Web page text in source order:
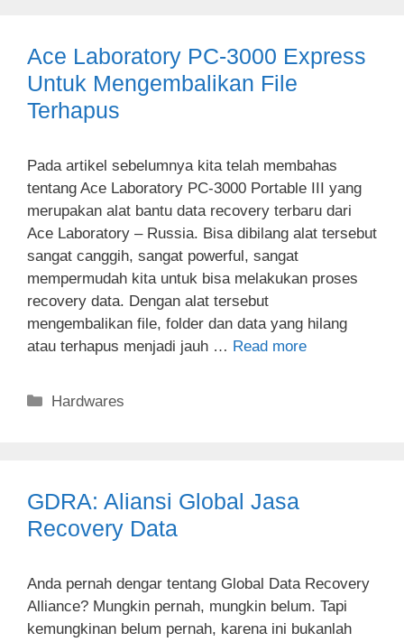
Ace Laboratory PC-3000 Express
Untuk Mengembalikan File
Terhapus
Pada artikel sebelumnya kita telah membahas
tentang Ace Laboratory PC-3000 Portable III yang
merupakan alat bantu data recovery terbaru dari
Ace Laboratory – Russia. Bisa dibilang alat tersebut
sangat canggih, sangat powerful, sangat
mempermudah kita untuk bisa melakukan proses
recovery data. Dengan alat tersebut
mengembalikan file, folder dan data yang hilang
atau terhapus menjadi jauh … Read more
Categories
Hardwares
GDRA: Aliansi Global Jasa
Recovery Data
Anda pernah dengar tentang Global Data Recovery
Alliance? Mungkin pernah, mungkin belum. Tapi
kemungkinan belum pernah, karena ini bukanlah